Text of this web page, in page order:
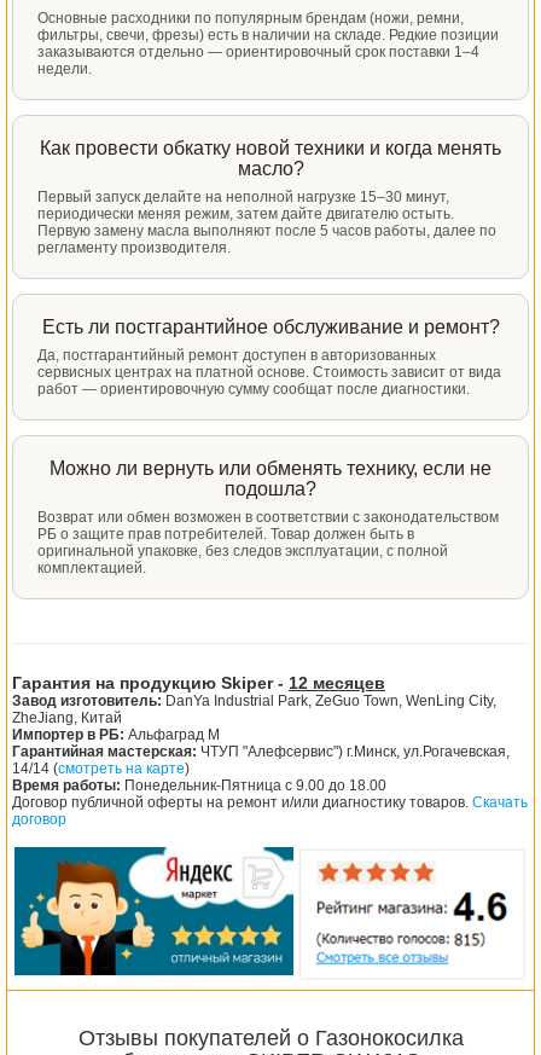
Основные расходники по популярным брендам (ножи, ремни,
фильтры, свечи, фрезы) есть в наличии на складе. Редкие позиции
заказываются отдельно — ориентировочный срок поставки 1–4
недели.
Как провести обкатку новой техники и когда менять
масло?
Первый запуск делайте на неполной нагрузке 15–30 минут,
периодически меняя режим, затем дайте двигателю остыть.
Первую замену масла выполняют после 5 часов работы, далее по
регламенту производителя.
Есть ли постгарантийное обслуживание и ремонт?
Да, постгарантийный ремонт доступен в авторизованных
сервисных центрах на платной основе. Стоимость зависит от вида
работ — ориентировочную сумму сообщат после диагностики.
Можно ли вернуть или обменять технику, если не
подошла?
Возврат или обмен возможен в соответствии с законодательством
РБ о защите прав потребителей. Товар должен быть в
оригинальной упаковке, без следов эксплуатации, с полной
комплектацией.
Гарантия на продукцию Skiper - 12 месяцев
Завод изготовитель: DanYa Industrial Park, ZeGuo Town, WenLing City,
ZheJiang, Китай
Импортер в РБ: Альфаград М
Гарантийная мастерская: ЧТУП "Алефсервис") г.Минск, ул.Рогачевская,
14/14 (смотреть на карте)
Время работы: Понедельник-Пятница с 9.00 до 18.00
Договор публичной оферты на ремонт и/или диагностику товаров. Скачать
договор
Отзывы покупателей о Газонокосилка